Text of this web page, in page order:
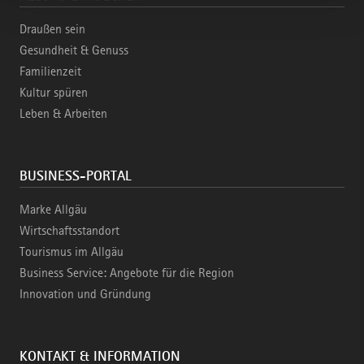
Draußen sein
Gesundheit & Genuss
Familienzeit
Kultur spüren
Leben & Arbeiten
BUSINESS-PORTAL
Marke Allgäu
Wirtschaftsstandort
Tourismus im Allgäu
Business Service: Angebote für die Region
Innovation und Gründung
KONTAKT & INFORMATION